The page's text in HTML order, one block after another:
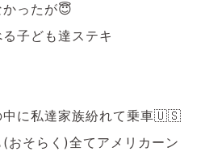
ったが😇
子ども達ステキ
中に私達家族紛れて乗車🇺🇸
おそらく)全てアメリカーン